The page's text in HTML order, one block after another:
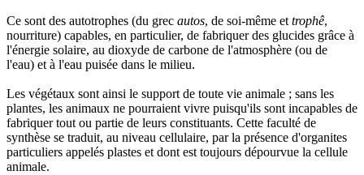
Ce sont des autotrophes (du grec autos, de soi-même et trophê,
nourriture) capables, en particulier, de fabriquer des glucides grâce à
l'énergie solaire, au dioxyde de carbone de l'atmosphère (ou de
l'eau) et à l'eau puisée dans le milieu.
Les végétaux sont ainsi le support de toute vie animale ; sans les
plantes, les animaux ne pourraient vivre puisqu'ils sont incapables de
fabriquer tout ou partie de leurs constituants. Cette faculté de
synthèse se traduit, au niveau cellulaire, par la présence d'organites
particuliers appelés plastes et dont est toujours dépourvue la cellule
animale.